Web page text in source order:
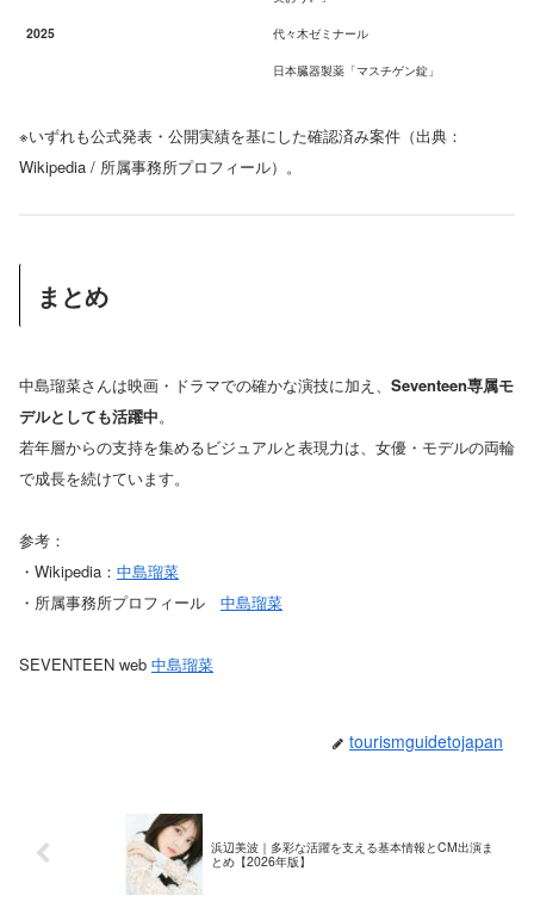
2025 代々木ゼミナール
日本臓器製薬「マスチゲン錠」
※いずれも公式発表・公開実績を基にした確認済み案件（出典：
Wikipedia / 所属事務所プロフィール）。
まとめ
中島瑠菜さんは映画・ドラマでの確かな演技に加え、 Seventeen専属モ
デルとしても活躍中。
若年層からの支持を集めるビジュアルと表現力は、女優・モデルの両輪
で成長を続けています。
参考：
・Wikipedia： 中島瑠菜
・所属事務所プロフィール 中島瑠菜
SEVENTEEN web 中島瑠菜
tourismguidetojapan
浜辺美波｜多彩な活躍を支える基本情報とCM出演ま
とめ【2026年版】